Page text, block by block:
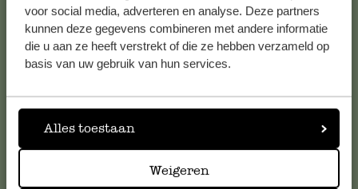
voor social media, adverteren en analyse. Deze partners
kunnen deze gegevens combineren met andere informatie
die u aan ze heeft verstrekt of die ze hebben verzameld op
basis van uw gebruik van hun services.
Alles toestaan
Weigeren
Pour toute question ou demande de conseil ou d’aide,
veuillez contacter notre service clientèle. Ou retrouvez ici
serviceclientele@dille-kamille.com